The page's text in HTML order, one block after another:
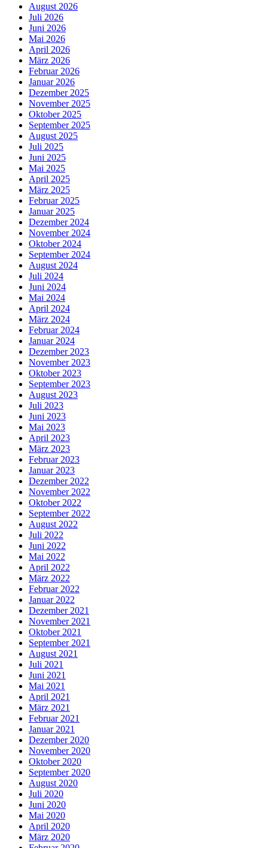
August 2026
Juli 2026
Juni 2026
Mai 2026
April 2026
März 2026
Februar 2026
Januar 2026
Dezember 2025
November 2025
Oktober 2025
September 2025
August 2025
Juli 2025
Juni 2025
Mai 2025
April 2025
März 2025
Februar 2025
Januar 2025
Dezember 2024
November 2024
Oktober 2024
September 2024
August 2024
Juli 2024
Juni 2024
Mai 2024
April 2024
März 2024
Februar 2024
Januar 2024
Dezember 2023
November 2023
Oktober 2023
September 2023
August 2023
Juli 2023
Juni 2023
Mai 2023
April 2023
März 2023
Februar 2023
Januar 2023
Dezember 2022
November 2022
Oktober 2022
September 2022
August 2022
Juli 2022
Juni 2022
Mai 2022
April 2022
März 2022
Februar 2022
Januar 2022
Dezember 2021
November 2021
Oktober 2021
September 2021
August 2021
Juli 2021
Juni 2021
Mai 2021
April 2021
März 2021
Februar 2021
Januar 2021
Dezember 2020
November 2020
Oktober 2020
September 2020
August 2020
Juli 2020
Juni 2020
Mai 2020
April 2020
März 2020